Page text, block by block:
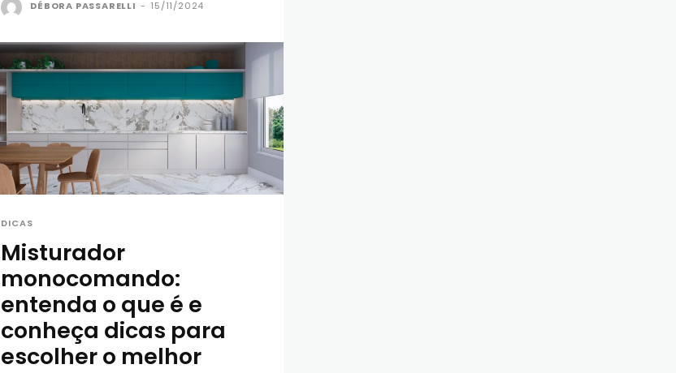
DÉBORA PASSARELLI - 15/11/2024
DICAS
Misturador
monocomando:
entenda o que é e
conheça dicas para
escolher o melhor